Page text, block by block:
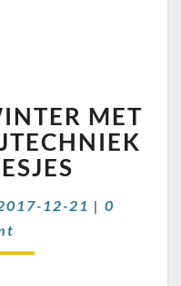
MET
12-21 | 0